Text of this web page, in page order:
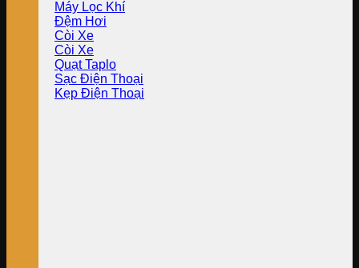
Máy Lọc Khí
Đệm Hơi
Còi Xe
Còi Xe
Quạt Taplo
Sạc Điện Thoại
Kẹp Điện Thoại